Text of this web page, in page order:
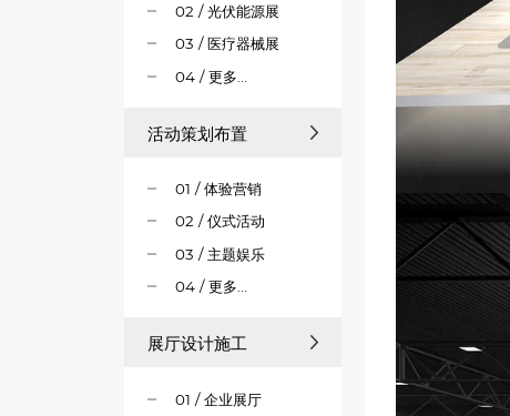
02 / 光伏能源展
03 / 医疗器械展
04 / 更多...
活动策划布置
01 / 体验营销
02 / 仪式活动
03 / 主题娱乐
04 / 更多...
展厅设计施工
01 / 企业展厅